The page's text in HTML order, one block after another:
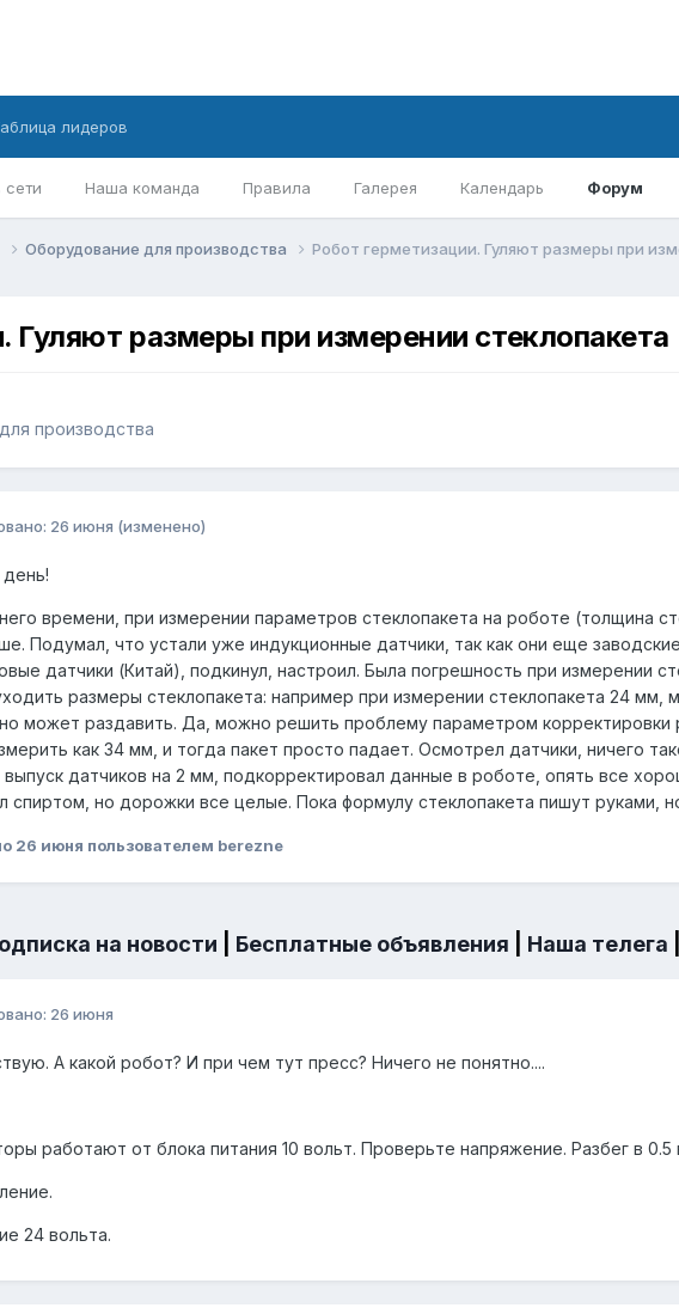
сети Наша команда Правила Галерея Календарь Форум
лидеров
Оборудование для производства Робот герметизации. Гуляют размеры при
Гуляют размеры при измерении стеклопакета
производства
26 июня (изменено)
времени, при измерении параметров стеклопакета на роботе (толщина
Подумал, что устали уже индукционные датчики, так как они еще
датчики (Китай), подкинул, настроил. Была погрешность при
размеры стеклопакета: например при измерении стеклопакета 24 мм,
может раздавить. Да, можно решить проблему параметром
как 34 мм, и тогда пакет просто падает. Осмотрел датчики, ничего
выпуск датчиков на 2 мм, подкорректировал данные в роботе, опять все
спиртом, но дорожки все целые. Пока формулу стеклопакета пишут
26 июня пользователем berezne
на новости Бесплатные объявления Наша телега
26 июня
А какой робот? И при чем тут пресс? Ничего не понятно....
работают от блока питания 10 вольт. Проверьте напряжение. Разбег в
24 вольта.